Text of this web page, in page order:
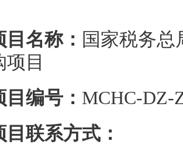
目名称： 国家税务总
项目
目编号： MCHC-DZ-
目联系方式：